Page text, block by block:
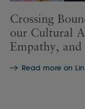
Crossing
our Cultural
Empathy,
Read more on